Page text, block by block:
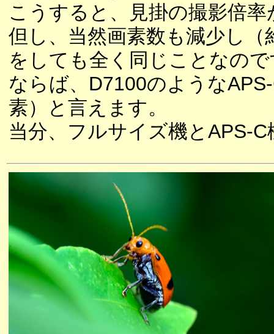
こうすると、見掛の撮影倍
但し、当然画素数も減少し
をしても全く同じことなの
ならば、D7100のような
素）と言えます。
当分、フルサイズ機とAPS-